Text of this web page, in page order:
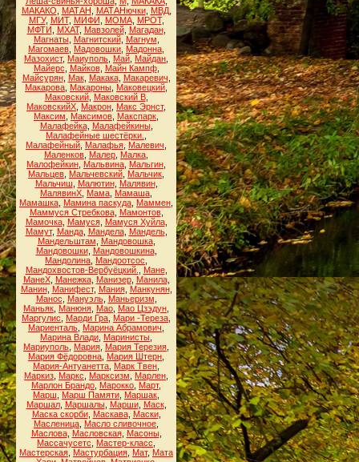
МАКАКО
МАТАН МАТАНючки, МВД,
МГУ, МИТ, МИФИ МОМА, МРОТ,
МФТИ
МХАТ, Мавзолей, Магадан,
Магнаты, Магнитский, Магнум
Магомаев Мадовошки Мадонна
Мазохист, Маиуполь Май Майдан
Майерс
Майков, Майн Кампф,
Майсурян, Мак, Макака, Макаревич
Макарова Макароны Маковецкий
Маковский, Маковский В,
МаковскийХ Макрон Макс Эрнст,
Максим
Максимов Макспарк
Малафейка, Малафейкины,
Малафейные шестёрки.
Малафейный Малафья Малевич
Маленков Малер Малка
Малофейкин Мальвина Мальгин
Мальцев Мальчевский Мальчик
Мальчиш
Малютин, Малявин,
МалявинХ Мама Мамаша
Мамашка Мамина паскуда Маммен
Маммуся Стребкова, Мамонтов,
Мамочка, Мамуся, Мамуся Хуйла,
Мамут, Манда, Мандела, Мандель,
Мандельштам
Мандовошка,
Мандовошки, Мандовошкина,
Мандолина Мандоотсос
Мандохвостов-Вербуёцкий.
Мане,
МанеХ, Манежка, Манизер, Манила,
Манин, Манифест, Мания, Манкунян,
Манос
Мануэль, Маньеризм
Маньяк Манюня Мао Мао Цзэдун
Маргулис
Марди Гра Мари -Тереза
Мариенталь Марина Абрамович
Марина Влади Маринисты
Мариуполь Мария Мария Терезия
Мария Фёдоровна Мария Штерн
Мария-Антуанетта Марк Твен
Маркиз Маркс Марксизм Марлен
Марлон Брандо Марокко Март,
Марш
Марш Памяти Маршак
Маршал, Маршалы, Марши, Маск,
Маска скорби, Маскава, Маски,
Масленица Масло сливочное
Маслова, Масловская, Масоны,
Массачусетс
Мастер-класс
Мастерская Мастурбация Мат, Мата